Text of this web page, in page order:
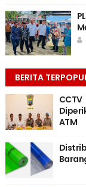
BERITA
ATM